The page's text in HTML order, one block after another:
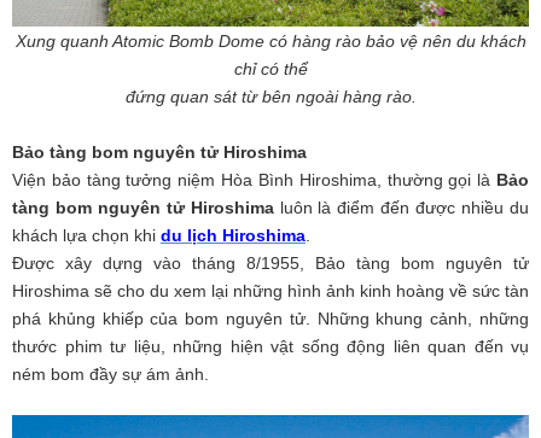
Xung quanh Atomic Bomb Dome có hàng rào bảo vệ nên du khách
chỉ có thể
đứng quan sát từ bên ngoài hàng rào.
Bảo tàng bom nguyên tử Hiroshima
Viện bảo tàng tưởng niệm Hòa Bình Hiroshima, thường gọi là Bảo
tàng bom nguyên tử Hiroshimaluôn là điểm đến được nhiều du
khách lựa chọn khi du lịch Hiroshima.
Được xây dựng vào tháng 8/1955, Bảo tàng bom nguyên tử
Hiroshima sẽ cho du xem lại những hình ảnh kinh hoàng về sức tàn
phá khủng khiếp của bom nguyên tử. Những khung cảnh, những
thước phim tư liệu, những hiện vật sống động liên quan đến vụ
ném bom đầy sự ám ảnh.